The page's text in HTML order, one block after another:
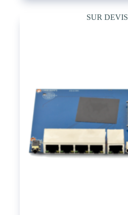
SUR DEVIS